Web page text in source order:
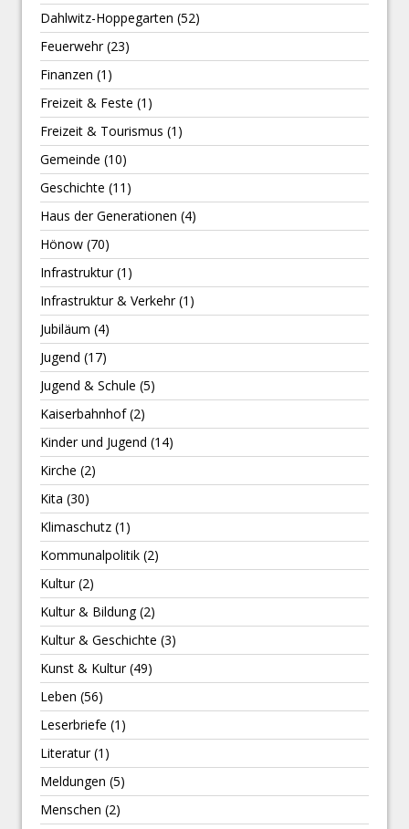
Dahlwitz-Hoppegarten (52)
Feuerwehr(23)
Finanzen (1)
Freizeit & Feste (1)
Freizeit & Tourismus (1)
Gemeinde (10)
Geschichte (11)
Haus der Generationen (4)
Hönow (70)
Infrastruktur(1)
Infrastruktur & Verkehr(1)
Jubiläum (4)
Jugend (17)
Jugend & Schule (5)
Kaiserbahnhof(2)
Kinder und Jugend (14)
Kirche (2)
Kita (30)
Klimaschutz (1)
Kommunalpolitik (2)
Kultur(2)
Kultur & Bildung(2)
Kultur & Geschichte (3)
Kunst & Kultur(49)
Leben (56)
Leserbriefe (1)
Literatur(1)
Meldungen (5)
Menschen (2)